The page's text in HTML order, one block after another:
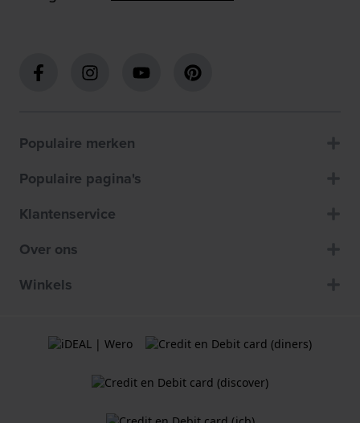
Populaire merken
Populaire pagina's
Klantenservice
Over ons
Winkels